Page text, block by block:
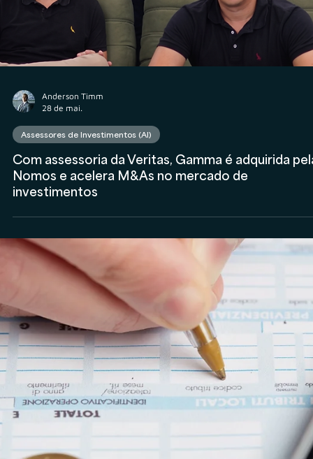
Anderson Timm
28 de mai.
Assessores de Investimentos (AI)
IA nas assessorias e consultorias: a regulação
não chegou, mas o mercado já dá sinais